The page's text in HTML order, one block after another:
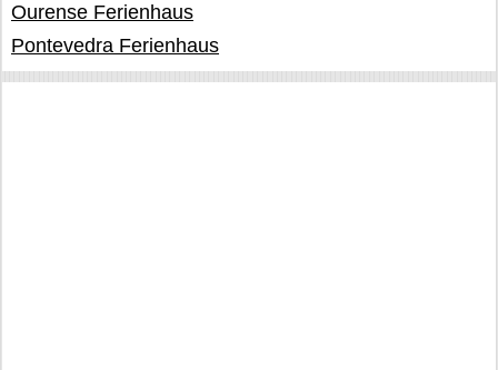
Ourense Ferienhaus
Pontevedra Ferienhaus